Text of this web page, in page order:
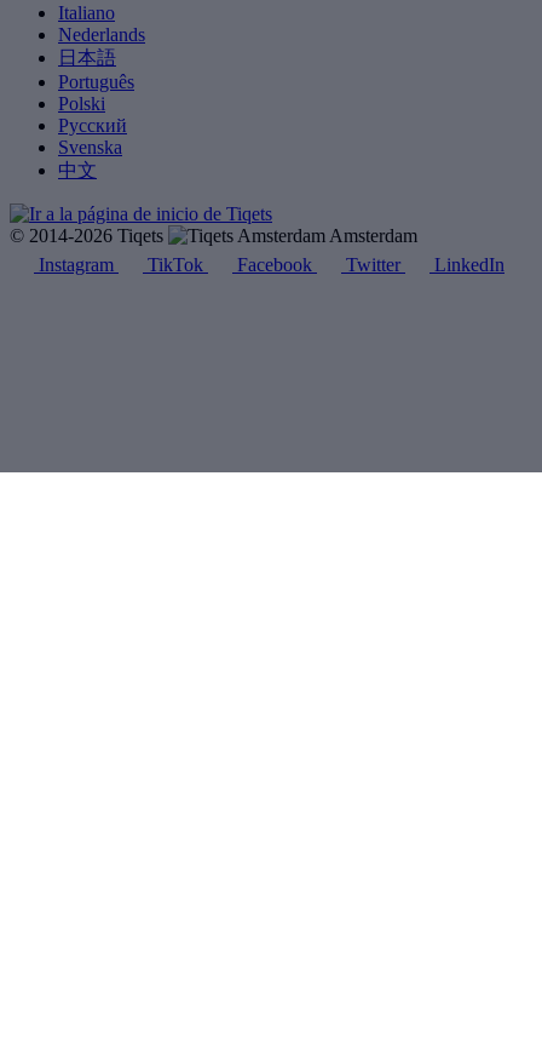
Italiano
Nederlands
日本語
Português
Polski
Русский
Svenska
中文
© 2014-2026 Tiqets
Amsterdam
Instagram
TikTok Facebook Twitter LinkedIn